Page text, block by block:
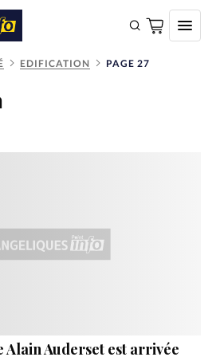
EDIFICATION PAGE 27
Alain Auderset est arrivée